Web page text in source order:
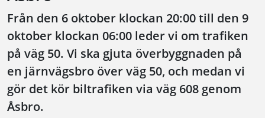
Från den 6 oktober klockan 20:00 till den 9
oktober klockan 06:00 leder vi om trafiken
på väg 50. Vi ska gjuta överbyggnaden på
en järnvägsbro över väg 50, och medan vi
gör det kör biltrafiken via väg 608 genom
Åsbro.